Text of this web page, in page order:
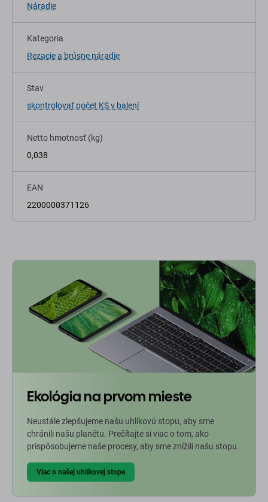
Náradie
Kategoria
Rezacie a brúsne náradie
Stav
skontrolovať počet KS v balení
Netto hmotnosť (kg)
0,038
EAN
2200000371126
Ekológia na prvom mieste
Neustále zlepšujeme našu uhlíkovú stopu, aby sme
chránili našu planétu. Prečítajte si viac o tom, ako
prispôsobujeme naše procesy, aby sme znížili našu stopu.
Viac o našej uhlíkovej stope